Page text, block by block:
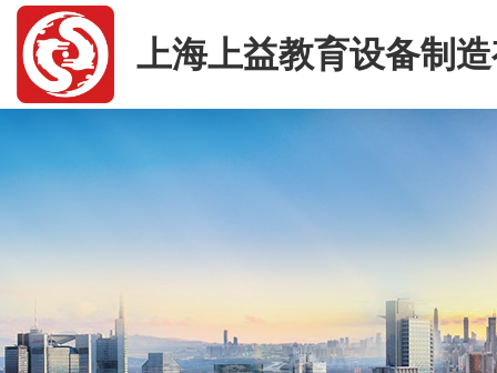
上海上益教育设备制
司